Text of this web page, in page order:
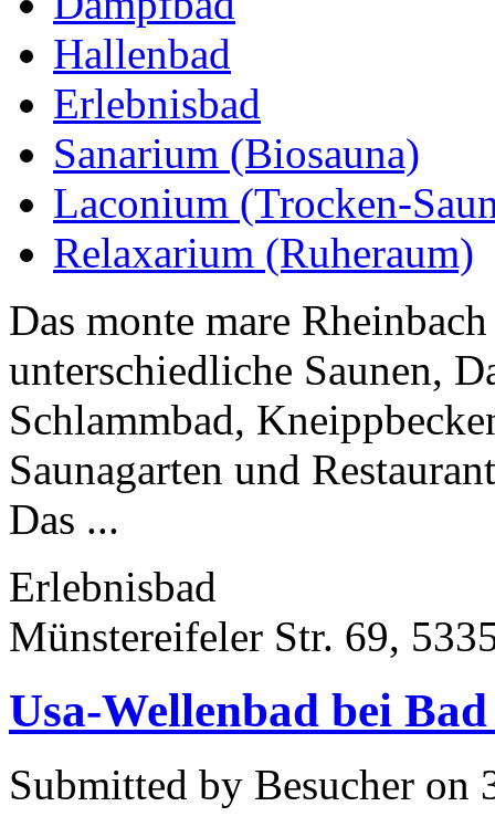
Hallenbad
Erlebnisbad
Sanarium (Biosauna)
Laconium (Trocken-
Relaxarium (Ruheraum)
Das monte mare
unterschiedliche Saunen,
Schlammbad,
Saunagarten und
Das ...
Erlebnisbad
Münstereifeler Str. 69,
Usa-Wellenbad bei
Submitted by Besucher on